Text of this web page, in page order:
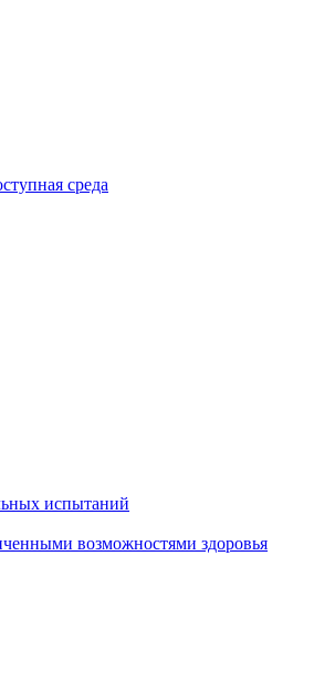
среда
испытаний
возможностями здоровья